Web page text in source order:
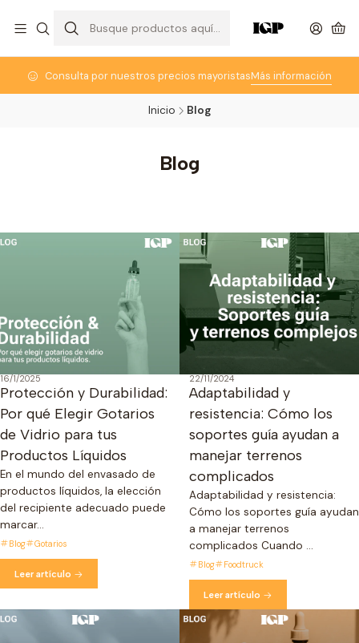
Consulta por nuestros precios mayoristasMás información
Inicio Blog
Blog
16/1/2025
Protección y Durabilidad:
Por qué Elegir Gotarios
de Vidrio para tus
Productos Líquidos
En el mundo del envasado de
productos líquidos, la elección
del recipiente adecuado puede
marcar...
Blog Gotarios
Leer artículo
22/11/2024
Adaptabilidad y
resistencia: Cómo los
soportes guía ayudan a
manejar terrenos
complicados
Adaptabilidad y resistencia:
Cómo los soportes guía ayudan
a manejar terrenos
complicados Cuando ...
Blog Foodtruck
Leer artículo